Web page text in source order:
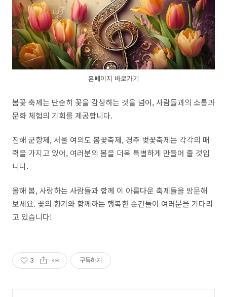
홈페이지 바로가기
봄꽃 축제는 단순히 꽃을 감상하는 것을 넘어, 사람들과의 소통과
문화 체험의 기회를 제공합니다.
진해 군항제, 서울 여의도 봄꽃축제, 경주 벚꽃축제는 각각의 매
력을 가지고 있어, 여러분의 봄을 더욱 특별하게 만들어 줄 것입
니다.
올해 봄, 사랑하는 사람들과 함께 이 아름다운 축제들을 방문해
보세요. 꽃의 향기와 함께하는 행복한 순간들이 여러분을 기다리
고 있습니다!
3 구독하기